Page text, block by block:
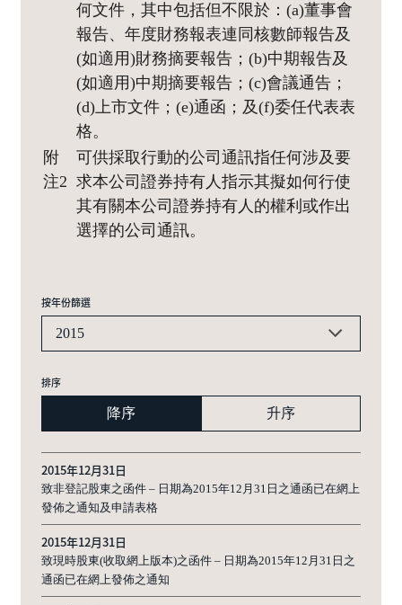
何文件，其中包括但不限於：(a)董事會
報告、年度財務報表連同核數師報告及
(如適用)財務摘要報告；(b)中期報告及
(如適用)中期摘要報告；(c)會議通告；
(d)上市文件；(e)通函；及(f)委任代表表
格。
附
注2
可供採取行動的公司通訊指任何涉及要
求本公司證券持有人指示其擬如何行使
其有關本公司證券持有人的權利或作出
選擇的公司通訊。
按年份篩選
2015
排序
降序 升序
2015年12月31日
致非登記股東之函件 – 日期為2015年12月31日之通函已在網上
發佈之通知及申請表格
2015年12月31日
致現時股東(收取網上版本)之函件 – 日期為2015年12月31日之
通函已在網上發佈之通知